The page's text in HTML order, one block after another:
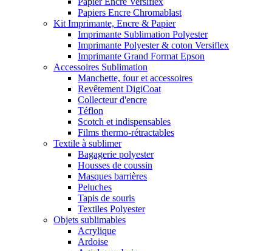
Papiers Encre Chromablast
Kit Imprimante, Encre & Papier
Imprimante Sublimation Polyester
Imprimante Polyester & coton Versiflex
Imprimante Grand Format Epson
Accessoires Sublimation
Manchette, four et accessoires
Revêtement DigiCoat
Collecteur d'encre
Téflon
Scotch et indispensables
Films thermo-rétractables
Textile à sublimer
Bagagerie polyester
Housses de coussin
Masques barrières
Peluches
Tapis de souris
Textiles Polyester
Objets sublimables
Acrylique
Ardoise